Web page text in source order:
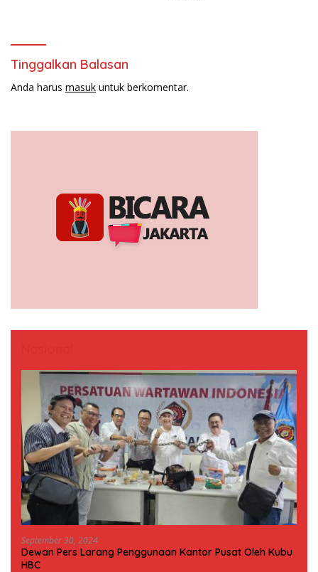
Tinggalkan Balasan
Anda harus masuk untuk berkomentar.
September 30, 2024
Dewan Pers Larang Penggunaan Kantor Pusat Oleh Kubu
HBC